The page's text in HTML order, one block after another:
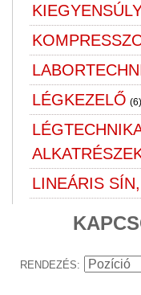
LÉGKEZELŐ (6)
LINEÁRIS
LOGISZTIKAI
MÁGNESES
RENDEZÉS